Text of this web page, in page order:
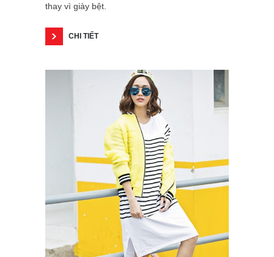
thay vì giày bệt.
CHI TIẾT